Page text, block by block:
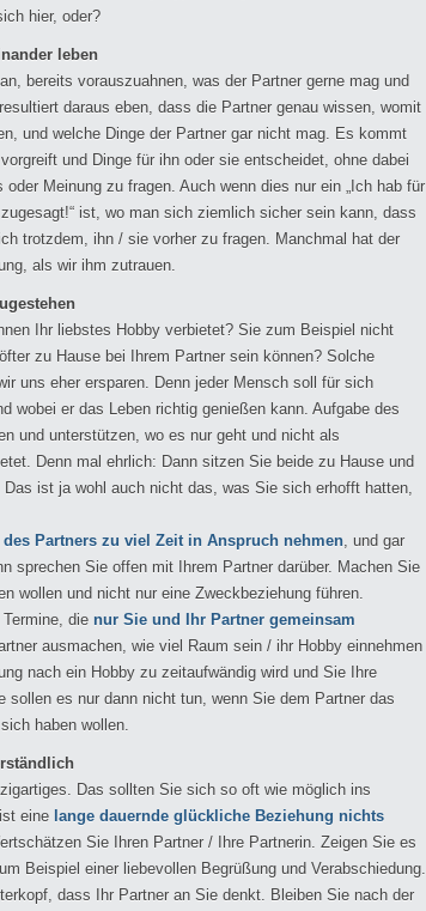
hier, oder?
leben
bereits vorauszuahnen, was der Partner gerne mag und
daraus eben, dass die Partner genau wissen, womit
und welche Dinge der Partner gar nicht mag. Es kommt
und Dinge für ihn oder sie entscheidet, ohne dabei
Meinung zu fragen. Auch wenn dies nur ein „Ich hab für
ist, wo man sich ziemlich sicher sein kann, dass
trotzdem, ihn / sie vorher zu fragen. Manchmal hat der
als wir ihm zutrauen.
Ihr liebstes Hobby verbietet? Sie zum Beispiel nicht
zu Hause bei Ihrem Partner sein können? Solche
uns eher ersparen. Denn jeder Mensch soll für sich
wobei er das Leben richtig genießen kann. Aufgabe des
und unterstützen, wo es nur geht und nicht als
Denn mal ehrlich: Dann sitzen Sie beide zu Hause und
ist ja wohl auch nicht das, was Sie sich erhofft hatten,
Partners zu viel Zeit in Anspruch nehmen, und gar
sprechen Sie offen mit Ihrem Partner darüber. Machen Sie
wollen und nicht nur eine Zweckbeziehung führen.
die nur Sie und Ihr Partner gemeinsam
ausmachen, wie viel Raum sein / ihr Hobby einnehmen
nach ein Hobby zu zeitaufwändig wird und Sie Ihre
sollen es nur dann nicht tun, wenn Sie dem Partner das
haben wollen.
Das sollten Sie sich so oft wie möglich ins
eine lange dauernde glückliche Beziehung nichts
Sie Ihren Partner / Ihre Partnerin. Zeigen Sie es
Beispiel einer liebevollen Begrüßung und Verabschiedung.
dass Ihr Partner an Sie denkt. Bleiben Sie nach der